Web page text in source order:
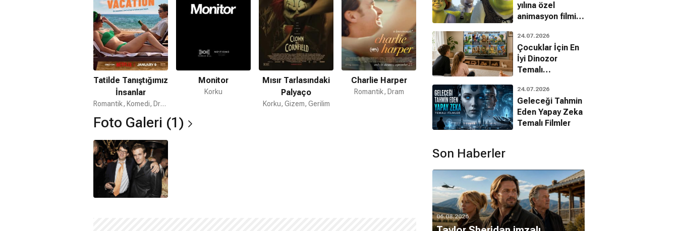
Tatilde Tanıştığımız
İnsanlar
Romantik, Komedi, Dram
Monitor
Korku
Mısır Tarlasındaki
Palyaço
Korku, Gizem, Gerilim
Charlie Harper
Romantik, Dram
Foto Galeri (1)
yılına özel
animasyon filmin
24.07.2026
Çocuklar İçin En
İyi Dinozor
Temalı
Filmleri
24.07.2026
Geleceği Tahmin
Eden Yapay Zeka
Temalı Filmler
Son Haberler
06.08.2026